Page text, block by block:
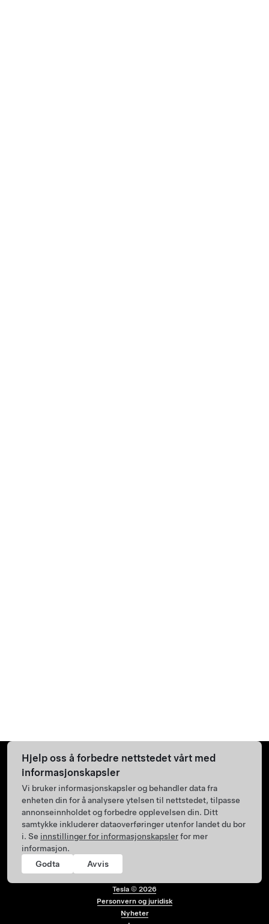
Bunntekstmeny
Tesla © 2026
Personvern og juridisk
Nyheter
Hjelp oss å forbedre nettstedet vårt med
informasjonskapsler
Vi bruker informasjonskapsler og behandler data fra
enheten din for å analysere ytelsen til nettstedet, tilpasse
annonseinnholdet og forbedre opplevelsen din. Ditt
samtykke inkluderer dataoverføringer utenfor landet du bor
i. Se innstillinger for informasjonskapslerfor mer
informasjon.
Godta
Avvis